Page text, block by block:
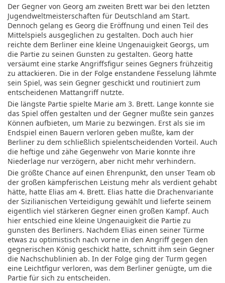
Der Gegner von Georg am zweiten Brett war bei den letzten
Jugendweltmeisterschaften für Deutschland am Start.
Dennoch gelang es Georg die Eröffnung und einen Teil des
Mittelspiels ausgeglichen zu gestalten. Doch auch hier
reichte dem Berliner eine kleine Ungenauigkeit Georgs, um
die Partie zu seinen Gunsten zu gestalten. Georg hatte
versäumt eine starke Angriffsfigur seines Gegners frühzeitig
zu attackieren. Die in der Folge enstandene Fesselung lähmte
sein Spiel, was sein Gegner geschickt und routiniert zum
entscheidenen Mattangriff nutzte.
Die längste Partie spielte Marie am 3. Brett. Lange konnte sie
das Spiel offen gestalten und der Gegner mußte sein ganzes
Können aufbieten, um Marie zu bezwingen. Erst als sie im
Endspiel einen Bauern verloren geben mußte, kam der
Berliner zu dem schließlich spielentscheidenden Vorteil. Auch
die heftige und zähe Gegenwehr von Marie konnte ihre
Niederlage nur verzögern, aber nicht mehr verhindern.
Die größte Chance auf einen Ehrenpunkt, den unser Team ob
der großen kämpferischen Leistung mehr als verdient gehabt
hätte, hatte Elias am 4. Brett. Elias hatte die Drachenvariante
der Sizilianischen Verteidigung gewählt und lieferte seinem
eigentlich viel stärkeren Gegner einen großen Kampf. Auch
hier entschied eine kleine Ungenauigkeit die Partie zu
gunsten des Berliners. Nachdem Elias einen seiner Türme
etwas zu optimistisch nach vorne in den Angriff gegen den
gegnerischen König geschickt hatte, schnitt ihm sein Gegner
die Nachschublinien ab. In der Folge ging der Turm gegen
eine Leichtfigur verloren, was dem Berliner genügte, um die
Partie für sich zu entscheiden.